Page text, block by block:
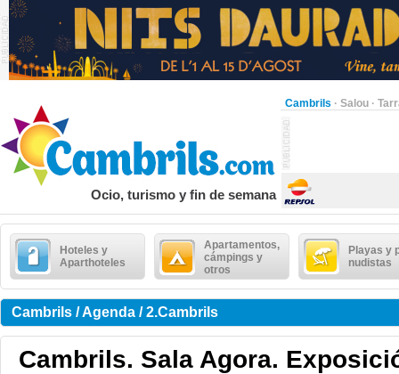
Cambrils · Salou ·
Ocio, turismo y fin de semana
Hoteles y
Aparthoteles
Apartamentos,
cámpings y
otros
Playas y
nudistas
Cambrils / Agenda / 2.Cambrils
Cambrils. Sala Agora.